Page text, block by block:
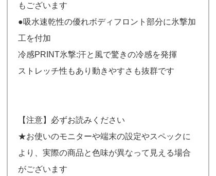
もございます
●吸水速乾性の優れボディフロント部分に氷撃加
工を付加
冷感PRINT氷撃:汗と風で驚きの冷感を発揮
ストレッチ性もあり動きやすさも抜群です
【注意】必ずお読みください
★お使いのモニターや端末の設定やスペックに
より、実際の商品と色味が異なって見える場合
がございます